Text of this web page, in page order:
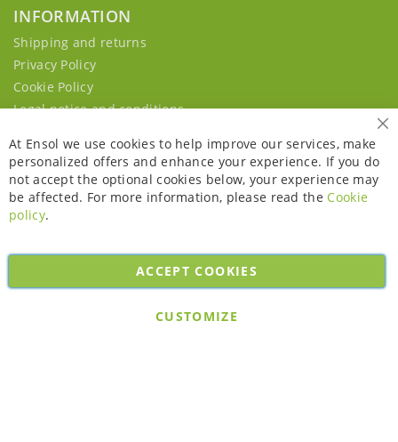
INFORMATION
Shipping and returns
Privacy Policy
Cookie Policy
Legal notice and conditions
Copyright © 2026. All rights reserved. Powered byBobaly Partners.
At Ensol we use cookies to help improve our services, make
personalized offers and enhance your experience. If you do
not accept the optional cookies below, your experience may
be affected. For more information, please read the Cookie
policy.
ACCEPT COOKIES
CUSTOMIZE